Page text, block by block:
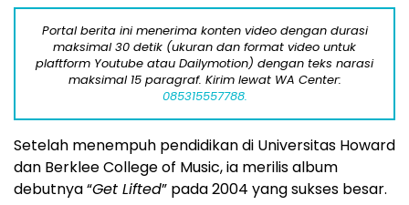
Portal berita ini menerima konten video dengan durasi
maksimal 30 detik (ukuran dan format video untuk
plaftform Youtube atau Dailymotion) dengan teks narasi
maksimal 15 paragraf. Kirim lewat WA Center:
085315557788.
Setelah menempuh pendidikan di Universitas Howard
dan Berklee College of Music, ia merilis album
debutnya “Get Lifted” pada 2004 yang sukses besar.